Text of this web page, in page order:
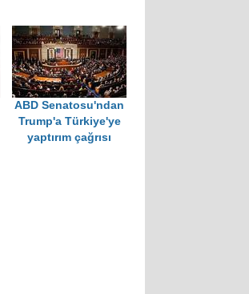
ABD Senatosu'ndan
Trump'a Türkiye'ye
yaptırım çağrısı